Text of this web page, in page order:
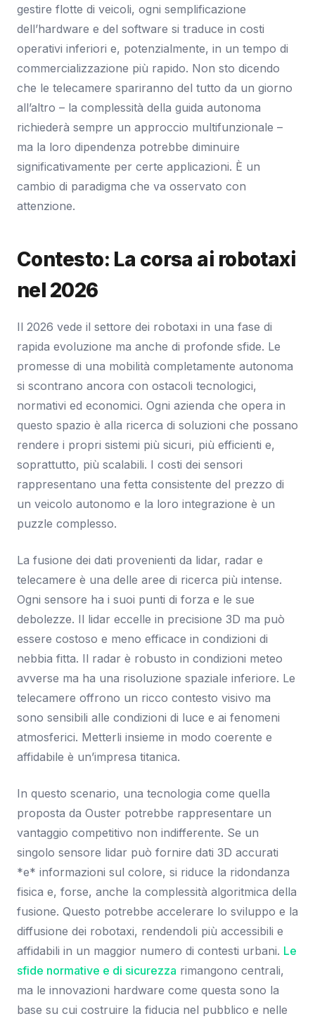
gestire flotte di veicoli, ogni semplificazione
dell’hardware e del software si traduce in costi
operativi inferiori e, potenzialmente, in un tempo di
commercializzazione più rapido. Non sto dicendo
che le telecamere spariranno del tutto da un giorno
all’altro – la complessità della guida autonoma
richiederà sempre un approccio multifunzionale –
ma la loro dipendenza potrebbe diminuire
significativamente per certe applicazioni. È un
cambio di paradigma che va osservato con
attenzione.
Contesto: La corsa ai robotaxi
nel 2026
Il 2026 vede il settore dei robotaxi in una fase di
rapida evoluzione ma anche di profonde sfide. Le
promesse di una mobilità completamente autonoma
si scontrano ancora con ostacoli tecnologici,
normativi ed economici. Ogni azienda che opera in
questo spazio è alla ricerca di soluzioni che possano
rendere i propri sistemi più sicuri, più efficienti e,
soprattutto, più scalabili. I costi dei sensori
rappresentano una fetta consistente del prezzo di
un veicolo autonomo e la loro integrazione è un
puzzle complesso.
La fusione dei dati provenienti da lidar, radar e
telecamere è una delle aree di ricerca più intense.
Ogni sensore ha i suoi punti di forza e le sue
debolezze. Il lidar eccelle in precisione 3D ma può
essere costoso e meno efficace in condizioni di
nebbia fitta. Il radar è robusto in condizioni meteo
avverse ma ha una risoluzione spaziale inferiore. Le
telecamere offrono un ricco contesto visivo ma
sono sensibili alle condizioni di luce e ai fenomeni
atmosferici. Metterli insieme in modo coerente e
affidabile è un’impresa titanica.
In questo scenario, una tecnologia come quella
proposta da Ouster potrebbe rappresentare un
vantaggio competitivo non indifferente. Se un
singolo sensore lidar può fornire dati 3D accurati
*e* informazioni sul colore, si riduce la ridondanza
fisica e, forse, anche la complessità algoritmica della
fusione. Questo potrebbe accelerare lo sviluppo e la
diffusione dei robotaxi, rendendoli più accessibili e
affidabili in un maggior numero di contesti urbani. Le
sfide normative e di sicurezza rimangono centrali,
ma le innovazioni hardware come questa sono la
base su cui costruire la fiducia nel pubblico e nelle